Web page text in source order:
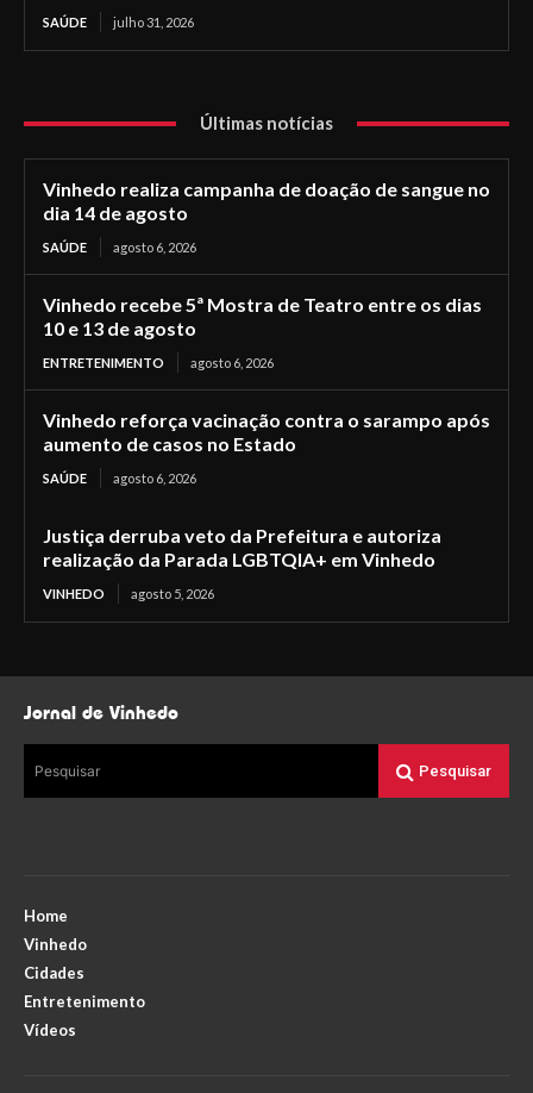
SAÚDE julho 31, 2026
Últimas notícias
Vinhedo realiza campanha de doação de sangue no
dia 14 de agosto
SAÚDE agosto 6, 2026
Vinhedo recebe 5ª Mostra de Teatro entre os dias
10 e 13 de agosto
ENTRETENIMENTO agosto 6, 2026
Vinhedo reforça vacinação contra o sarampo após
aumento de casos no Estado
SAÚDE agosto 6, 2026
Justiça derruba veto da Prefeitura e autoriza
realização da Parada LGBTQIA+ em Vinhedo
VINHEDO agosto 5, 2026
Jornal de Vinhedo
Pesquisar Pesquisar
Home
Vinhedo
Cidades
Entretenimento
Vídeos